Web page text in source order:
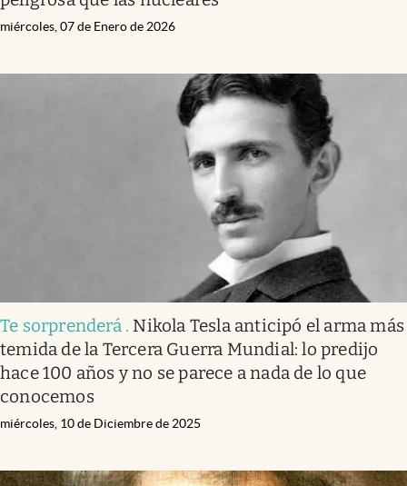
miércoles, 07 de Enero de 2026
Te sorprenderá . Nikola Tesla anticipó el arma más
temida de la Tercera Guerra Mundial: lo predijo
hace 100 años y no se parece a nada de lo que
conocemos
miércoles, 10 de Diciembre de 2025